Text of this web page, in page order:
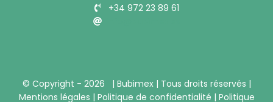
+34 972 23 89 61
© Copyright - 2026 | Bubimex | Tous droits réservés |
Mentions légales | Politique de confidentialité | Politique